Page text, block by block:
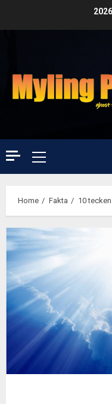
Primary
Menu
Home Fakta 10